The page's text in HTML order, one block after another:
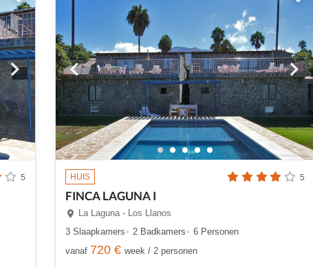
5 HUIS 5
FINCA LAGUNA I
La Laguna - Los Llanos
3 Slaapkamers
2 Badkamers
6 Personen
vanaf 720 € week / 2 personen